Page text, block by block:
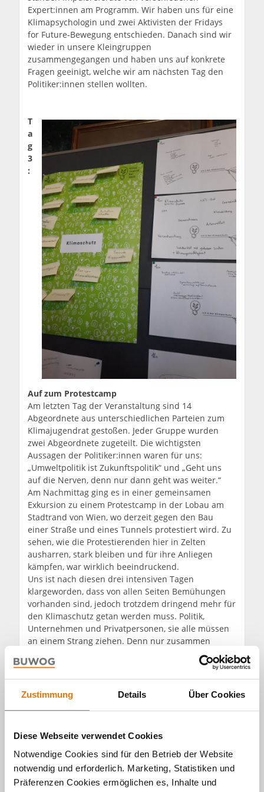
Zustimmung Details Über Cookies
Diese Webseite verwendet Cookies
Notwendige Cookies sind für den Betrieb der Website
notwendig und erforderlich. Marketing, Statistiken und
Präferenzen Cookies ermöglichen es, Inhalte und
Expert:innen am Programm. Wir haben uns für eine
Klimapsychologin und zwei Aktivisten der Fridays
for Future-Bewegung entschieden. Danach sind wir
wieder in unsere Kleingruppen
zusammengegangen und haben uns auf konkrete
Fragen geeinigt, welche wir am nächsten Tag den
Politiker:innen stellen wollten.
T
a
g
3
:
Auf zum Protestcamp
Am letzten Tag der Veranstaltung sind 14
Abgeordnete aus unterschiedlichen Parteien zum
Klimajugendrat gestoßen. Jeder Gruppe wurden
zwei Abgeordnete zugeteilt. Die wichtigsten
Aussagen der Politiker:innen waren für uns:
„Umweltpolitik ist Zukunftspolitik“ und „Geht uns
auf die Nerven, denn nur dann geht was weiter.“
Am Nachmittag ging es in einer gemeinsamen
Exkursion zu einem Protestcamp in der Lobau am
Stadtrand von Wien, wo derzeit gegen den Bau
einer Straße und eines Tunnels protestiert wird. Zu
sehen, wie die Protestierenden hier in Zelten
ausharren, stark bleiben und für ihre Anliegen
kämpfen, war wirklich beeindruckend.
Uns ist nach diesen drei intensiven Tagen
klargeworden, dass von allen Seiten Bemühungen
vorhanden sind, jedoch trotzdem dringend mehr für
den Klimaschutz getan werden muss. Politik,
Unternehmen und Privatpersonen, sie alle müssen
an einem Strang ziehen. Denn nur zusammen
werden wir die Klimakrise bewältigen können.
Weitere Informationen:
Climate Action Award
Parlaments
Presseaussendung zum Klimajugendrat
fridaysforfuture.at